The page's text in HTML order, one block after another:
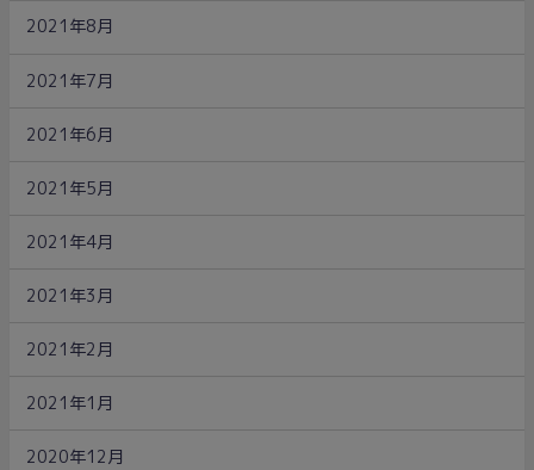
2021年8月
2021年7月
2021年6月
2021年5月
2021年4月
2021年3月
2021年2月
2021年1月
2020年12月